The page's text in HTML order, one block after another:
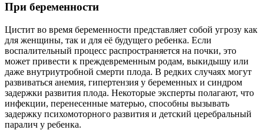
При беременности
Цистит во время беременности представляет собой угрозу как
для женщины, так и для её будущего ребенка. Если
воспалительный процесс распространяется на почки, это
может привести к преждевременным родам, выкидышу или
даже внутриутробной смерти плода. В редких случаях могут
развиваться анемия, гипертензия у беременных и синдром
задержки развития плода. Некоторые эксперты полагают, что
инфекции, перенесенные матерью, способны вызывать
задержку психомоторного развития и детский церебральный
паралич у ребенка.